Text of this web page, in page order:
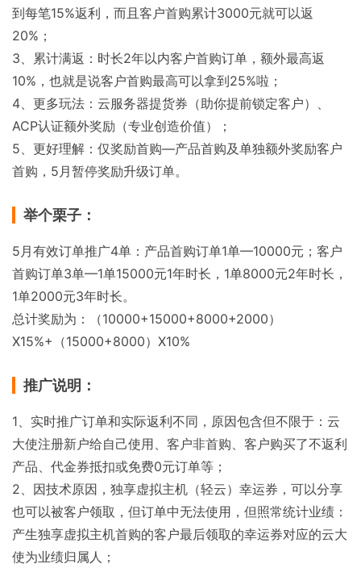
到每笔15%返利，而且客户首购累计3000元就可以返
20%；
3、累计满返：时长2年以内客户首购订单，额外最高返
10%，也就是说客户首购最高可以拿到25%啦；
4、更多玩法：云服务器提货券（助你提前锁定客户）、
ACP认证额外奖励（专业创造价值）；
5、更好理解：仅奖励首购—产品首购及单独额外奖励客户
首购，5月暂停奖励升级订单。
举个栗子：
5月有效订单推广4单：产品首购订单1单—10000元；客户
首购订单3单—1单15000元1年时长，1单8000元2年时长，
1单2000元3年时长。
总计奖励为：（10000+15000+8000+2000）
X15%+（15000+8000）X10%
推广说明：
1、实时推广订单和实际返利不同，原因包含但不限于：云
大使注册新户给自己使用、客户非首购、客户购买了不返利
产品、代金券抵扣或免费0元订单等；
2、因技术原因，独享虚拟主机（轻云）幸运券，可以分享
也可以被客户领取，但订单中无法使用，但照常统计业绩：
产生独享虚拟主机首购的客户最后领取的幸运券对应的云大
使为业绩归属人；